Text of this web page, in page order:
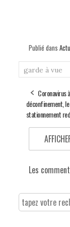
Publié dans
garde à vue
Coronavirus
déconfinement, le
stationnement
Les